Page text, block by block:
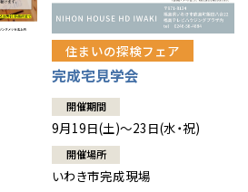
住まいの探検フェア
完成宅見学会
開催期間
9月19日(土)～23日(水・祝)
開催場所
いわき市完成現場